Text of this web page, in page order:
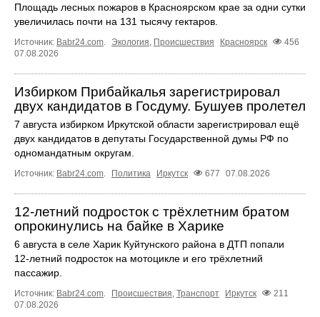
Площадь лесных пожаров в Красноярском крае за одни сутки
увеличилась почти на 131 тысячу гектаров.
Источник: Babr24.com. Экология, Происшествия Красноярск
456
07.08.2026
Избирком Прибайкалья зарегистрировал
двух кандидатов в Госдуму. Бушуев пролетел
7 августа избирком Иркутской области зарегистрировал ещё
двух кандидатов в депутаты Государственной думы РФ по
одномандатным округам.
Источник: Babr24.com. Политика Иркутск 677 07.08.2026
12‑летний подросток с трёхлетним братом
опрокинулись на байке в Харике
6 августа в селе Харик Куйтунского района в ДТП попали
12‑летний подросток на мотоцикле и его трёхлетний
пассажир.
Источник: Babr24.com. Происшествия, Транспорт Иркутск
211
07.08.2026